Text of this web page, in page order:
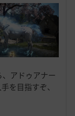
アドゥアナー
を目指すぞ、